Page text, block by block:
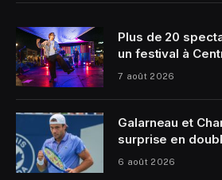
Plus de 20
un festival à
7 août 2026
Galarneau et
surprise en
6 août 2026